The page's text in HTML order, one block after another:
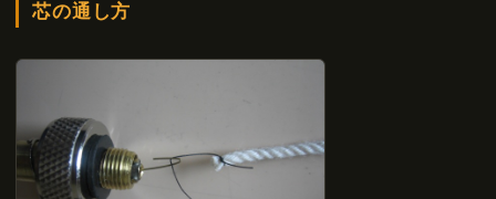
芯の通し方